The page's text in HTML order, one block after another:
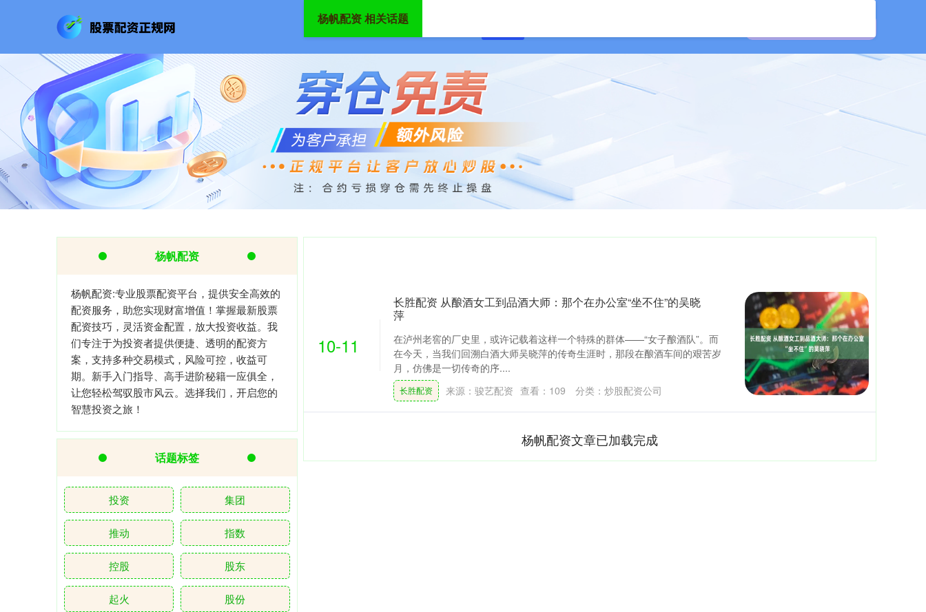
杨帆配资 相关话题
10-11
长胜配资 从酿酒女工到品酒大师：那个在办公室“坐不住”的吴晓
萍
在泸州老窖的厂史里，或许记载着这样一个特殊的群体——“女子酿酒队”。而
在今天，当我们回溯白酒大师吴晓萍的传奇生涯时，那段在酿酒车间的艰苦岁
月，仿佛是一切传奇的序....
长胜配资 来源：骏艺配资 查看： 109 分类： 炒股配资公司
杨帆配资文章已加载完成
杨帆配资
杨帆配资:专业股票配资平台，提供安全高效的
配资服务，助您实现财富增值！掌握最新股票
配资技巧，灵活资金配置，放大投资收益。我
们专注于为投资者提供便捷、透明的配资方
案，支持多种交易模式，风险可控，收益可
期。新手入门指导、高手进阶秘籍一应俱全，
让您轻松驾驭股市风云。选择我们，开启您的
智慧投资之旅！
话题标签
投资 集团
推动 指数
控股 股东
起火 股份